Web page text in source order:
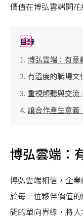
價值在博弘雲端開花
目錄
博弘雲端：有意
有溫度的職場文
重視傾聽與交流
讓合作產生意義
博弘雲端：
博弘雲端相信，企
於每一位夥伴價值
間的單向界線，將